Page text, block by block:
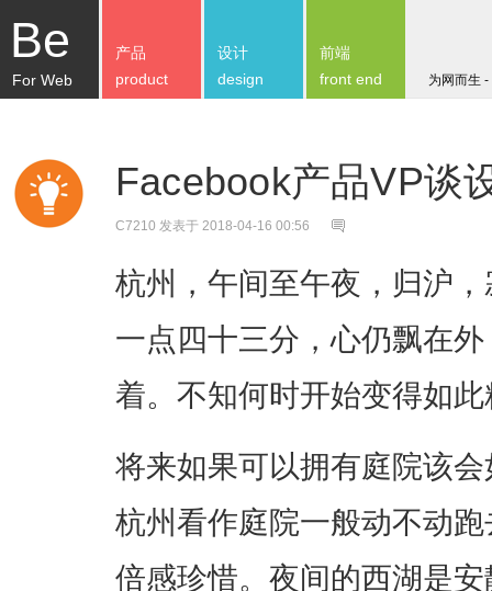
Be
For Web 为网而生
产品
product
设计
design
前端
front end
Facebook产品VP谈
C7210 发表于 2018-04-16 00:56
杭州，午间至午夜，归沪
一点四十三分，心仍飘在
着。不知何时开始变得如
将来如果可以拥有庭院该
杭州看作庭院一般动不动
倍感珍惜。夜间的西湖是